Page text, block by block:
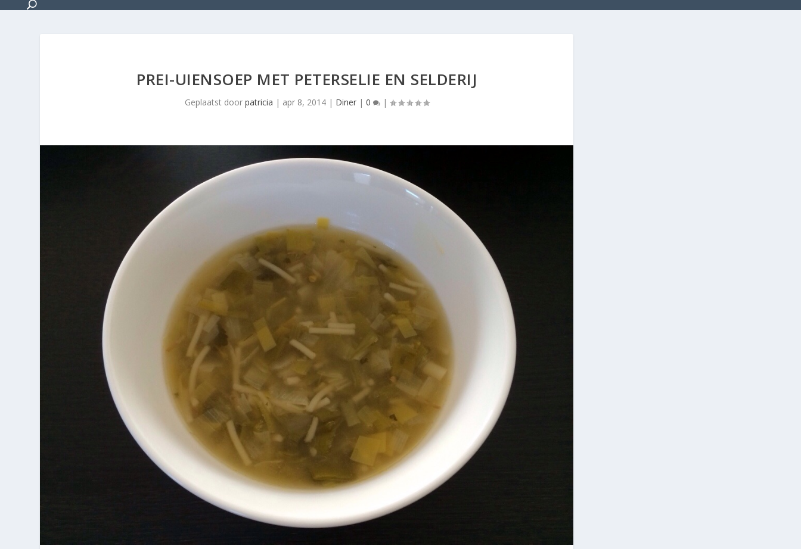
PREI-UIENSOEP MET PETERSELIE EN SELDERIJ
Geplaatst door patricia | apr 8, 2014| Diner| 0 |